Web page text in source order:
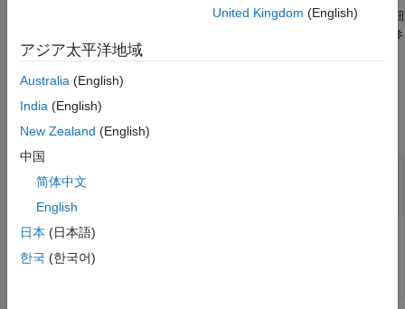
プロジェクトが含まれています。このサポート パッケージの詳細
を参
照してください。
入力引数
すべて折りたたむ
sim3d.Editor
Unreal Engine プロジェクトの
ト。
United Kingdom (English)
アジア太平洋地域
Australia (English)
India (English)
New Zealand (English)
中国
简体中文
English
日本 (日本語)
한국 (한국어)